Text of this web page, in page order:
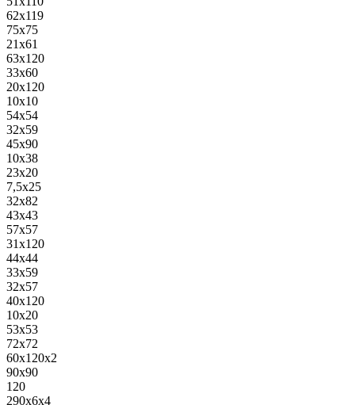
62x119
75x75
21x61
63x120
33x60
20x120
10x10
54x54
32x59
45x90
10x38
23x20
7,5x25
32x82
43x43
57x57
31x120
44x44
33x59
32x57
40x120
10x20
53x53
72x72
60x120x2
90x90
120
290x6x4